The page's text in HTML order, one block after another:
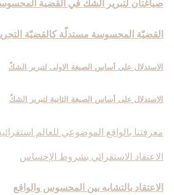
صياغتان لتبرير الشكّ في القضية
القضيّة المحسوسة مستدلّة كالقضيّة
الاستدلال على أساس الصيغة الاولى لتبرير الشكّ
الاستدلال على أساس الصيغة الثانية لتبرير الشكّ
معرفتنا بالواقع الموضوعي للعالم
الاعتقاد الاستقرائي بشروط الإحساس
الاعتقاد بالتشابه بين المحسوس والواقع